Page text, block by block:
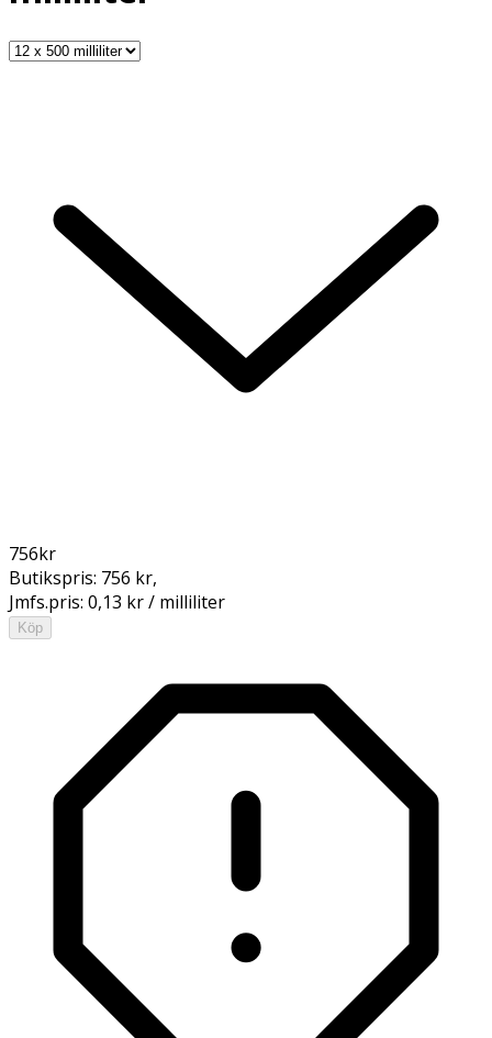
756kr
Butikspris: 756 kr,
Jmfs.pris: 0,13 kr / milliliter
Köp